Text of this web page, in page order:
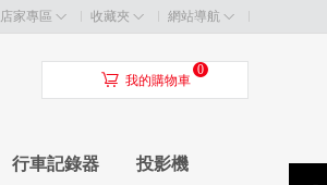
店家專區 收藏夾 網站導航
󰃦 我的購物車
0
行車記錄器 投影機